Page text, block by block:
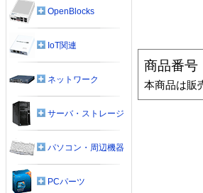
商品番号
本商品は販
OpenBlocks
IoT関連
ネットワーク
サーバ・ストレージ
パソコン・周辺機器
PCパーツ